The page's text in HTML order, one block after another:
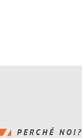
PERCHÉ NOI?